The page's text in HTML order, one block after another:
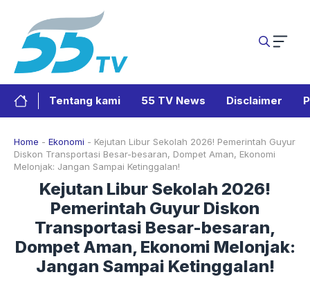
Tentang kami 55 TV News Disclaimer
Home - Ekonomi - Kejutan Libur Sekolah 2026! Pemerintah Guyur
Diskon Transportasi Besar-besaran, Dompet Aman, Ekonomi
Melonjak: Jangan Sampai Ketinggalan!
Kejutan Libur Sekolah 2026!
Pemerintah Guyur Diskon
Transportasi Besar-besaran,
Dompet Aman, Ekonomi Melonjak:
Jangan Sampai Ketinggalan!